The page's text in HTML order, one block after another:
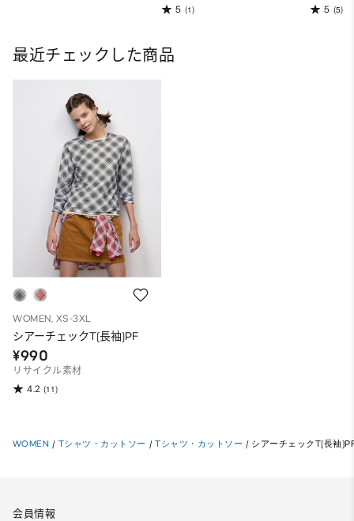
5 (1)
5 (5)
最近チェックした商品
WOMEN, XS-3XL
シアーチェックT(長袖)PF
¥990
リサイクル素材
4.2 (11)
WOMEN / Tシャツ・カットソー / Tシャツ・カットソー / シアーチェックT(長袖
会員情報